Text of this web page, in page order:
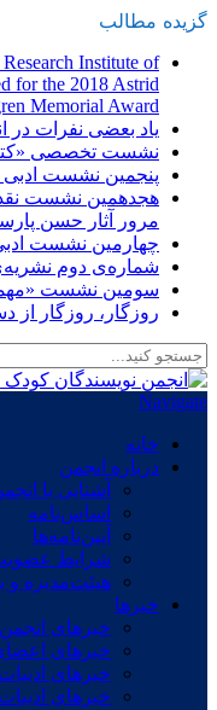
گزیده مطالب
Institute of
for the 2018 Astrid
Memorial Award
یاد بعضی نفرات در
نشست تخصصی
پنجمین نشست ادبی
هجدهمین نشست
مرور آثار حسن
چهارمین نشست
شماره‌ی دوم
سومین نشست
روزگار، روزگار
Navigate
خانه
درباره انجمن
آشنایی با
اساس‌نامه
آیین‌نامه‌ها
شرایط
هیئت‌مدیره و
خبرها
خبرهای انجمن
خبرهای
خبرهای
خبرهای